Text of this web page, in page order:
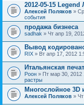
2012-05-15
Алексей Поляков »
события
продажа бизнеса
sadhak » Чт апр 19,
Вывод
RIX » Вт апр 17, 2012
Итальянская
Pоон » Пт мар 30,
растры
Многослойное 3D
Алексей Поляков »